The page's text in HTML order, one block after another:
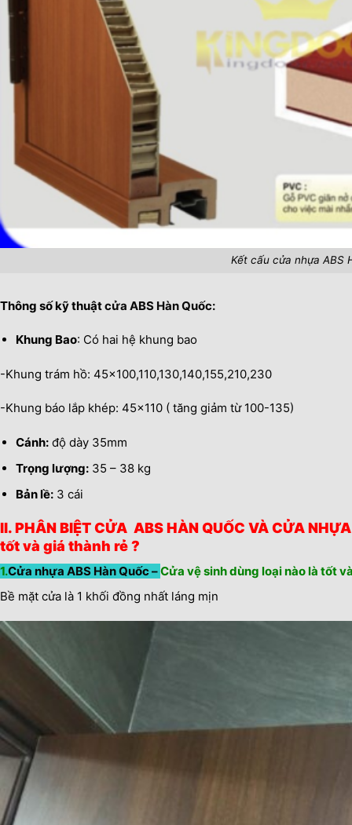
Kết cấu cửa nhựa ABS
Thông số kỹ thuậtcửa ABS Hàn Quốc:
Khung Bao: Có hai hệ khung bao
-Khung trám hồ: 45×100,110,130,140,155,210,230
-Khung báo lắp khép: 45×110 ( tăng giảm từ 100-135)
Cánh:độ dày 35mm
Trọng lượng:35 – 38 kg
Bản lề:3 cái
II. PHÂN BIỆT CỬA ABS HÀN QUỐC VÀCỬA
tốt và giá thành rẻ ?
1.Cửa nhựa ABS Hàn Quốc –Cửa vệ sinh dùng loại nào là tốt
Bề mặt cửa là 1 khối đồng nhất láng mịn